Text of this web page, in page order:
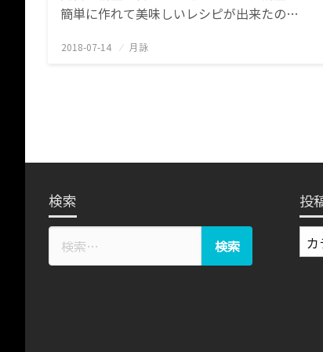
簡単に作れて美味しいレシピが出来たの…
投
2018-07-14 月詠
検索 投
稿